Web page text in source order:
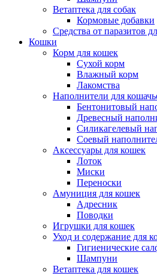
Ветаптека для собак
Кормовые добавки
Средства от паразитов
Кошки
Корм для кошек
Сухой корм
Влажный корм
Лакомства
Наполнители для
Бентонитовый
Древесный
Силикагелевый
Соевый
Аксессуары для кошек
Лоток
Миски
Переноски
Амуниция для кошек
Адресник
Поводки
Игрушки для кошек
Уход и содержание для
Гигиенические
Шампуни
Ветаптека для кошек